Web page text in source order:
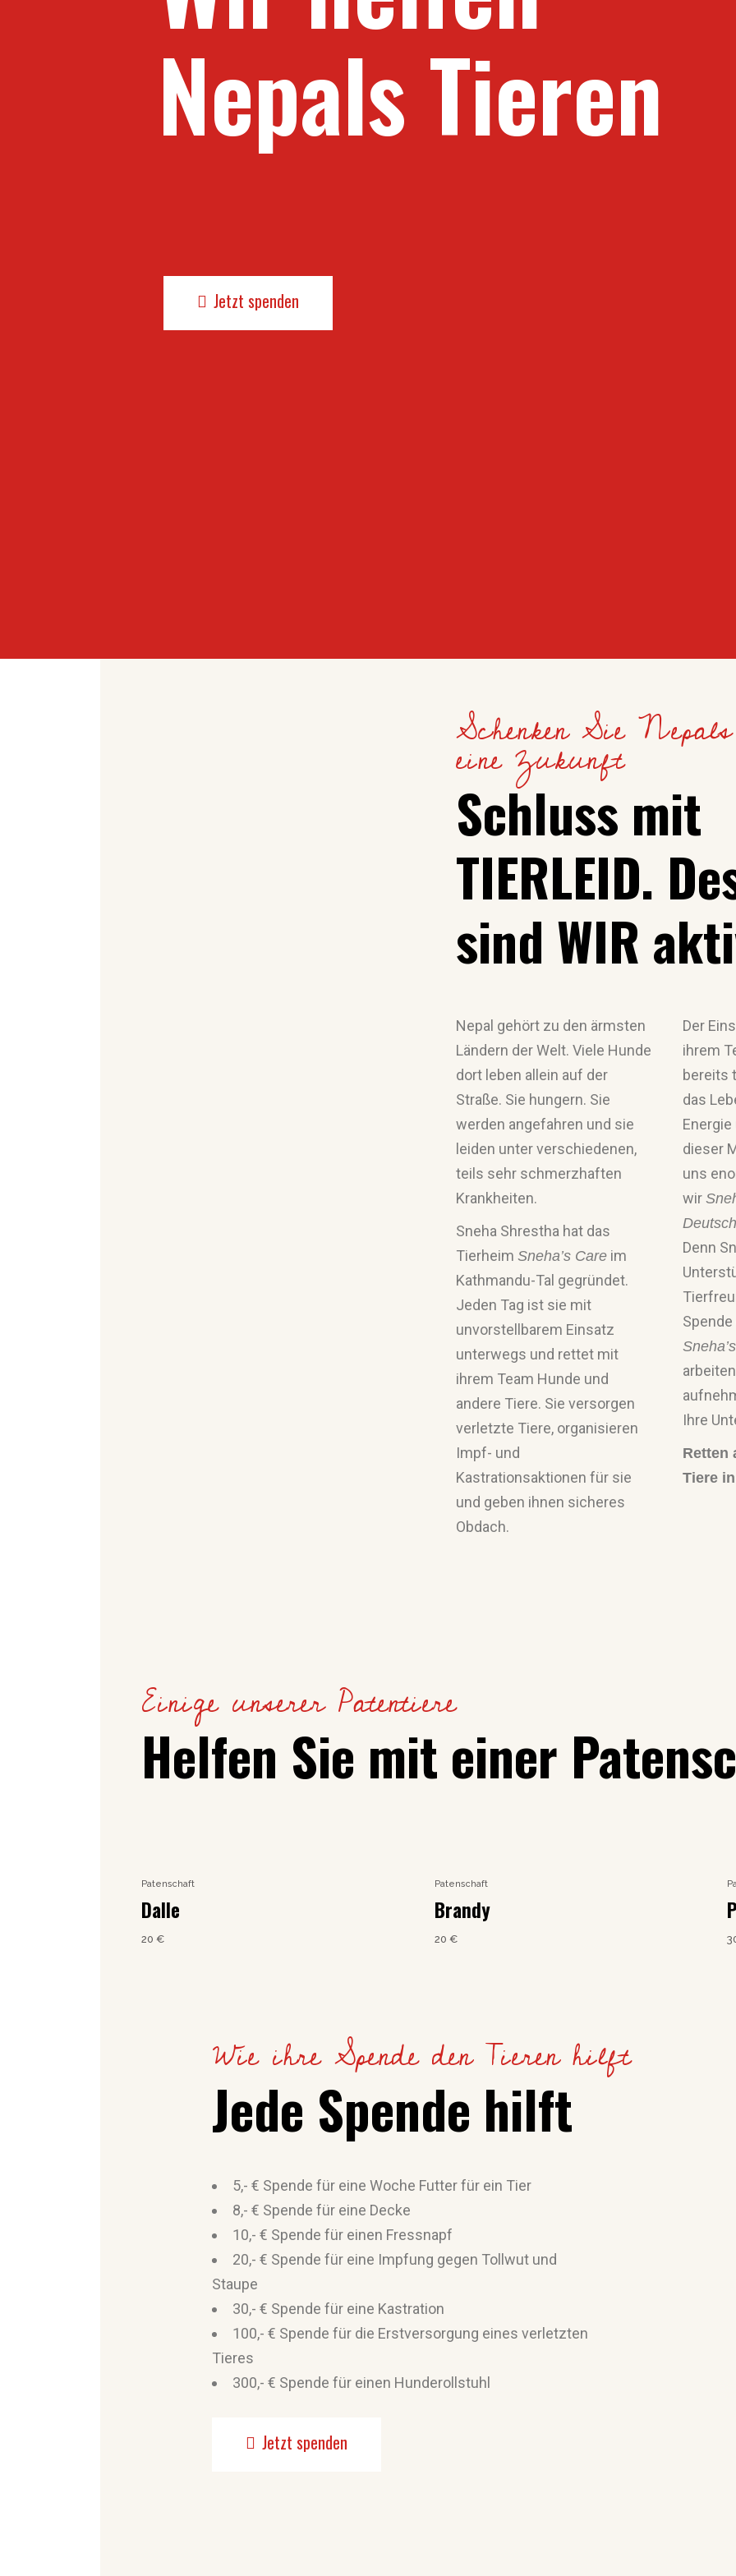
Jetzt spenden
Nepals Tieren
Schenken Sie
eine Zukunft
Schluss mit
TIERLEID.
sind WIR
Nepal gehört zu den ärmsten
Ländern der Welt. Viele Hunde
dort leben allein auf der
Straße. Sie hungern. Sie
werden angefahren und sie
leiden unter verschiedenen,
teils sehr schmerzhaften
Krankheiten.
Sneha Shrestha hat das
Tierheim Sneha’s Careim
Kathmandu-Tal gegründet.
Jeden Tag ist sie mit
unvorstellbarem Einsatz
unterwegs und rettet mit
ihrem Team Hunde und
andere Tiere. Sie versorgen
verletzte Tiere, organisieren
Impf- und
Kastrationsaktionen für sie
und geben ihnen sicheres
Obdach.
Der
ihrem
bereits
das
dieser
uns
wir
Denn
Ihre
Retten
Tiere
Einige unserer Patentiere
Helfen Sie mit einer
Patenschaft
Dalle
20 €
Patenschaft
Brandy
20 €
Wie ihre Spende den Tieren hilft
Jede Spende hilft
5,- € Spende für eine Woche Futter für ein Tier
8,- € Spende für eine Decke
10,- € Spende für einen Fressnapf
20,- € Spende für eine Impfung gegen Tollwut und
Staupe
30,- € Spende für eine Kastration
100,- € Spende für die Erstversorgung eines verletzten
Tieres
300,- € Spende für einen Hunderollstuhl
Jetzt spenden